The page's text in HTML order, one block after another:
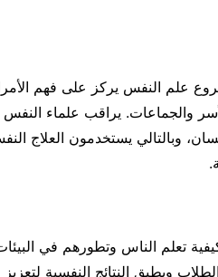
علم النفس يركز على فهم
والجماعات. يراقب علماء النفس
وبالتالي يستخدمون العلاج
تعلم الناس وتطورهم في
ويطبق النتائج النفسية لتعزيز